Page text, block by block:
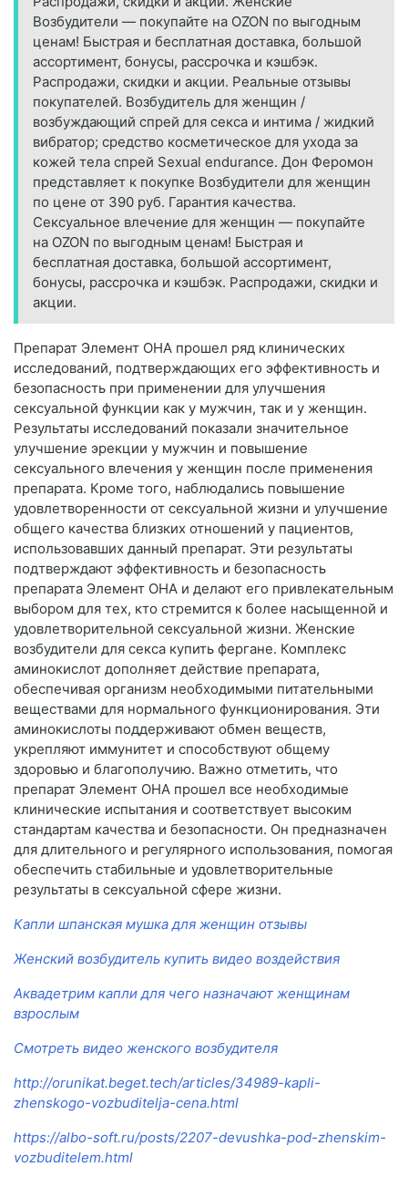
Возбудители — покупайте на OZON по выгодным
ценам! Быстрая и бесплатная доставка, большой
ассортимент, бонусы, рассрочка и кэшбэк.
Распродажи, скидки и акции. Реальные отзывы
покупателей. Возбудитель для женщин /
возбуждающий спрей для секса и интима / жидкий
вибратор; средство косметическое для ухода за
кожей тела спрей Sexual endurance. Дон Феромон
представляет к покупке Возбудители для женщин
по цене от 390 руб. Гарантия качества.
Сексуальное влечение для женщин — покупайте
на OZON по выгодным ценам! Быстрая и
бесплатная доставка, большой ассортимент,
бонусы, рассрочка и кэшбэк. Распродажи, скидки и
акции.
Препарат Элемент ОНА прошел ряд клинических
исследований, подтверждающих его эффективность и
безопасность при применении для улучшения
сексуальной функции как у мужчин, так и у женщин.
Результаты исследований показали значительное
улучшение эрекции у мужчин и повышение
сексуального влечения у женщин после применения
препарата. Кроме того, наблюдались повышение
удовлетворенности от сексуальной жизни и улучшение
общего качества близких отношений у пациентов,
использовавших данный препарат. Эти результаты
подтверждают эффективность и безопасность
препарата Элемент ОНА и делают его привлекательным
выбором для тех, кто стремится к более насыщенной и
удовлетворительной сексуальной жизни. Женские
возбудители для секса купить фергане. Комплекс
аминокислот дополняет действие препарата,
обеспечивая организм необходимыми питательными
веществами для нормального функционирования. Эти
аминокислоты поддерживают обмен веществ,
укрепляют иммунитет и способствуют общему
здоровью и благополучию. Важно отметить, что
препарат Элемент ОНА прошел все необходимые
клинические испытания и соответствует высоким
стандартам качества и безопасности. Он предназначен
для длительного и регулярного использования, помогая
обеспечить стабильные и удовлетворительные
результаты в сексуальной сфере жизни.
Капли шпанская мушка для женщин отзывы
Женский возбудитель купить видео воздействия
Аквадетрим капли для чего назначают женщинам
взрослым
Смотреть видео женского возбудителя
http://orunikat.beget.tech/articles/34989-kapli-
zhenskogo-vozbuditelja-cena.html
https://albo-soft.ru/posts/2207-devushka-pod-zhenskim-
vozbuditelem.html